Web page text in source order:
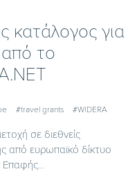
κατάλογος για
το
#travel grants #WIDERA
σε διεθνείς
από ευρωπαϊκό δίκτυο
Επαφής...